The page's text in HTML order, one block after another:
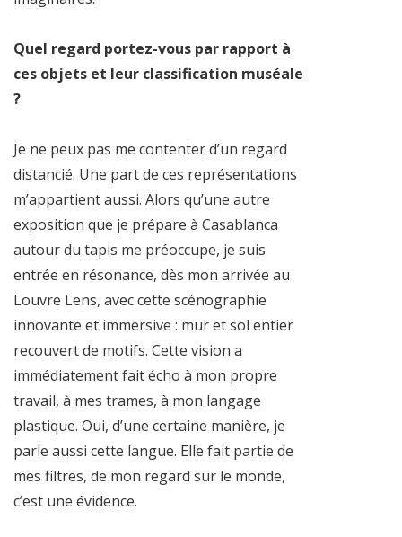
Quel regard portez-vous par rapport à
ces objets et leur classification muséale
?
Je ne peux pas me contenter d’un regard
distancié. Une part de ces représentations
m’appartient aussi. Alors qu’une autre
exposition que je prépare à Casablanca
autour du tapis me préoccupe, je suis
entrée en résonance, dès mon arrivée au
Louvre Lens, avec cette scénographie
innovante et immersive : mur et sol entier
recouvert de motifs. Cette vision a
immédiatement fait écho à mon propre
travail, à mes trames, à mon langage
plastique. Oui, d’une certaine manière, je
parle aussi cette langue. Elle fait partie de
mes filtres, de mon regard sur le monde,
c’est une évidence.